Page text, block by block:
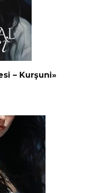
– Kurşuni»